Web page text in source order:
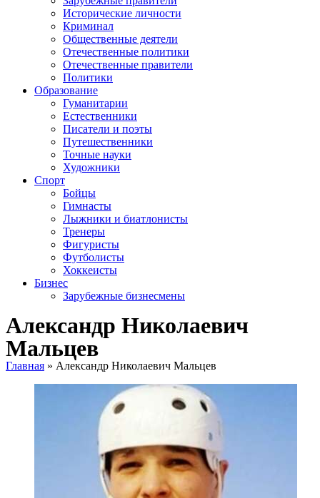
Исторические личности
Криминал
Общественные деятели
Отечественные политики
Отечественные правители
Политики
Образование
Гуманитарии
Естественники
Писатели и поэты
Путешественники
Точные науки
Художники
Спорт
Бойцы
Гимнасты
Лыжники и биатлонисты
Тренеры
Фигуристы
Футболисты
Хоккеисты
Бизнес
Зарубежные бизнесмены
Александр Николаевич
Мальцев
Главная » Александр Николаевич Мальцев